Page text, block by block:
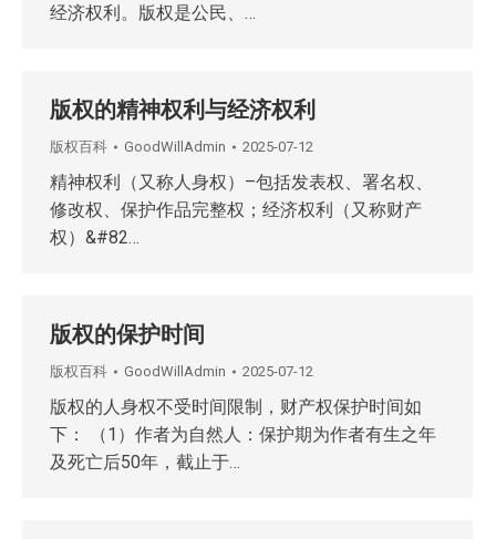
经济权利。版权是公民、…
版权的精神权利与经济权利
版权百科 GoodWillAdmin 2025-07-12
精神权利（又称人身权）–包括发表权、署名权、
修改权、保护作品完整权；经济权利（又称财产
权）&#82…
版权的保护时间
版权百科 GoodWillAdmin 2025-07-12
版权的人身权不受时间限制，财产权保护时间如
下： （1）作者为自然人：保护期为作者有生之年
及死亡后50年，截止于…